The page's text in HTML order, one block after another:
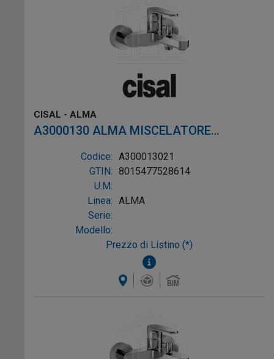
CISAL - ALMA
A3000130 ALMA MISCELATORE
MONOCOMANDO VASCA ESTERNO
Codice: A300013021
GTIN: 8015477528614
U.M:
Linea: ALMA
Serie:
Modello:
Prezzo di Listino (*)